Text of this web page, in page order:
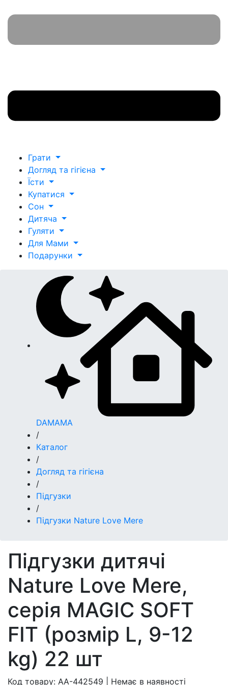
Грати
Догляд та гігієна
Їсти
Купатися
Сон
Дитяча
Гуляти
Для Мами
Подарунки
DAMAMA
/
Каталог
/
Догляд та гігієна
/
Підгузки
/
Підгузки Nature Love Mere
Підгузки дитячі
Nature Love Mere,
серія MAGIC SOFT
FIT (розмір L, 9-12
kg) 22 шт
Код товару: AA-442549 Немає в наявності